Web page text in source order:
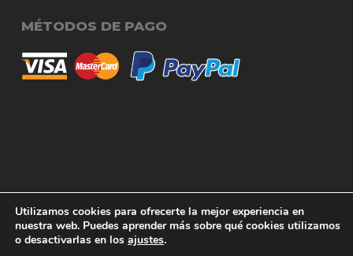
Subtotal: 0,00
Ver carrito
MÉTODOS DE PAGO
© 2026 RigmoSur. Proyecto realizado por Grado
Creativo Agencia de Publicidad
Utilizamos cookies para ofrecerte la mejor experiencia en
nuestra web. Puedes aprender más sobre qué cookies utilizamos
o desactivarlas en los ajustes.